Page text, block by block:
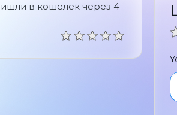
в кошелек через 4